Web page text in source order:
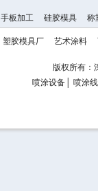
手板加工 硅胶模具 称
塑胶模具厂 艺术涂料
版权所有：
喷涂设备
喷涂线